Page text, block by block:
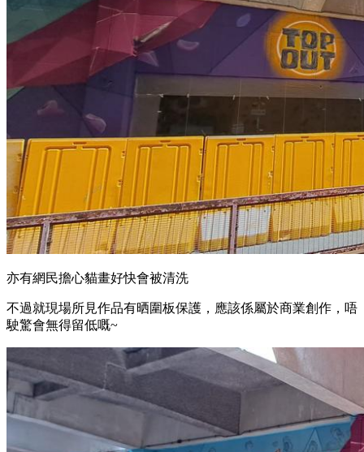
亦有網民擔心貓畫好快會被清洗
不過就現場所見作品有晒圍板保護，應該係屬於商業創作，唔
駛驚會無得留低嘅~